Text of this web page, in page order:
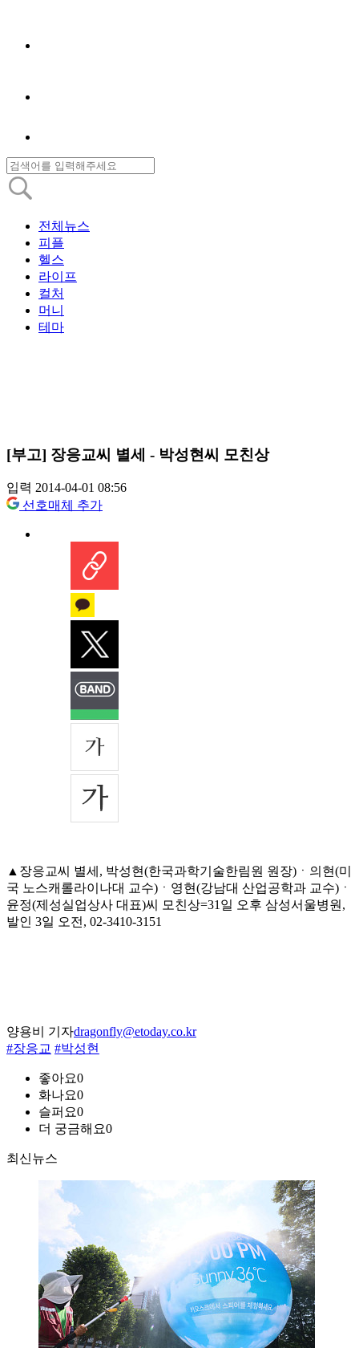
전체뉴스
피플
헬스
라이프
컬처
머니
테마
[부고] 장응교씨 별세 - 박성현씨 모친상
입력 2014-04-01 08:56
선호매체 추가
▲장응교씨 별세, 박성현(한국과학기술한림원 원장)ㆍ의현(미
국 노스캐롤라이나대 교수)ㆍ영현(강남대 산업공학과 교수)ㆍ
윤정(제성실업상사 대표)씨 모친상=31일 오후 삼성서울병원,
발인 3일 오전, 02-3410-3151
양용비 기자dragonfly@etoday.co.kr
#장응교 #박성현
좋아요0
화나요0
슬퍼요0
더 궁금해요0
최신뉴스